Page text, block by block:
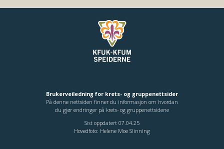
Brukerveiledning for krets- og gruppenettsider
På denne nettsiden finner du informasjon om hvordan
du gjør endringer på krets- og gruppenettsidene
Sist oppdatert 07.04.25
Hovedfoto: Helene Moe Slinning